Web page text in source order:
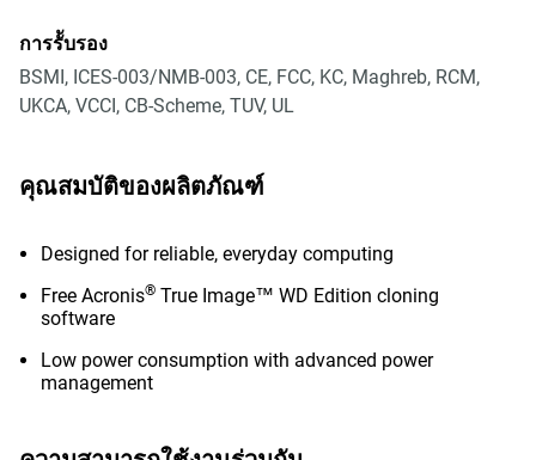
การรัับรอง
BSMI, ICES-003/NMB-003, CE, FCC, KC, Maghreb, RCM,
UKCA, VCCI, CB-Scheme, TUV, UL
คุณสมบัติของผลิตภัณฑ์
Designed for reliable, everyday computing
Free Acronis® True Image™ WD Edition cloning
software
Low power consumption with advanced power
management